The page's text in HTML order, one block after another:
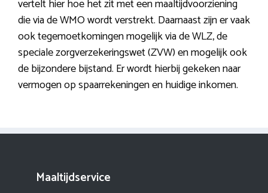
vertelt hier hoe het zit met een maaltijdvoorziening
die via de WMO wordt verstrekt. Daarnaast zijn er vaak
ook tegemoetkomingen mogelijk via de WLZ, de
speciale zorgverzekeringswet (ZVW) en mogelijk ook
de bijzondere bijstand. Er wordt hierbij gekeken naar
vermogen op spaarrekeningen en huidige inkomen.
Maaltijdservice